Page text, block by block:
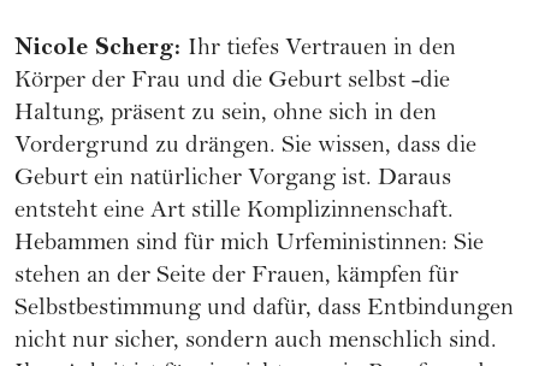
Nicole Scherg: Ihr tiefes Vertrauen in den
Körper der Frau und die Geburt selbst -die
Haltung, präsent zu sein, ohne sich in den
Vordergrund zu drängen. Sie wissen, dass die
Geburt ein natürlicher Vorgang ist. Daraus
entsteht eine Art stille Komplizinnenschaft.
Hebammen sind für mich Urfeministinnen: Sie
stehen an der Seite der Frauen, kämpfen für
Selbstbestimmung und dafür, dass Entbindungen
nicht nur sicher, sondern auch menschlich sind.